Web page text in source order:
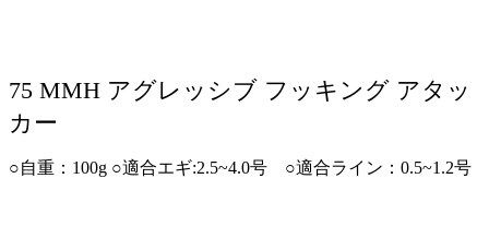
75 MMH アグレッシブ フッキング アタッ
カー
○自重：100g ○適合エギ:2.5~4.0号 ○適合ライン：0.5~1.2号